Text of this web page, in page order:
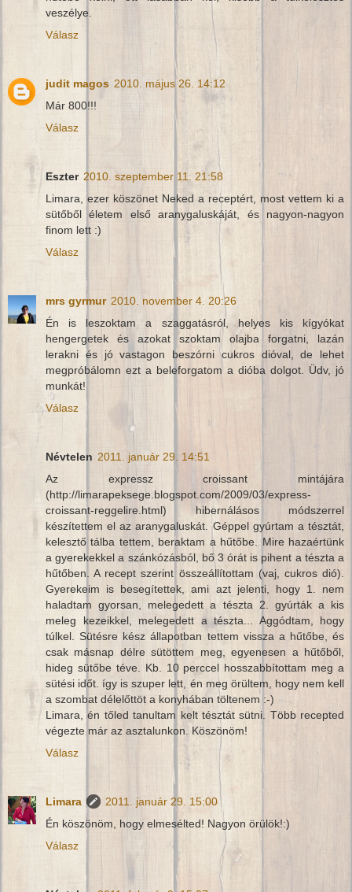
veszélye.
Válasz
judit magos 2010. május 26. 14:12
Már 800!!!
Válasz
Eszter 2010. szeptember 11. 21:58
Limara, ezer köszönet Neked a receptért, most vettem ki a
sütőből életem első aranygaluskáját, és nagyon-nagyon
finom lett :)
Válasz
mrs gyrmur 2010. november 4. 20:26
Én is leszoktam a szaggatásról, helyes kis kígyókat
hengergetek és azokat szoktam olajba forgatni, lazán
lerakni és jó vastagon beszórni cukros dióval, de lehet
megpróbálomn ezt a beleforgatom a dióba dolgot. Üdv, jó
munkát!
Válasz
Névtelen 2011. január 29. 14:51
Az expressz croissant mintájára
(http://limarapeksege.blogspot.com/2009/03/express-
croissant-reggelire.html) hibernálásos módszerrel
készítettem el az aranygaluskát. Géppel gyúrtam a tésztát,
kelesztő tálba tettem, beraktam a hűtőbe. Mire hazaértünk
a gyerekekkel a szánkózásból, bő 3 órát is pihent a tészta a
hűtőben. A recept szerint összeállítottam (vaj, cukros dió).
Gyerekeim is besegítettek, ami azt jelenti, hogy 1. nem
haladtam gyorsan, melegedett a tészta 2. gyúrták a kis
meleg kezeikkel, melegedett a tészta... Aggódtam, hogy
túlkel. Sütésre kész állapotban tettem vissza a hűtőbe, és
csak másnap délre sütöttem meg, egyenesen a hűtőből,
hideg sütőbe téve. Kb. 10 perccel hosszabbítottam meg a
sütési időt. így is szuper lett, én meg örültem, hogy nem kell
a szombat délelőttöt a konyhában töltenem :-)
Limara, én tőled tanultam kelt tésztát sütni. Több recepted
végezte már az asztalunkon. Köszönöm!
Válasz
Limara
2011. január 29. 15:00
Én köszönöm, hogy elmesélted! Nagyon örülök!:)
Válasz